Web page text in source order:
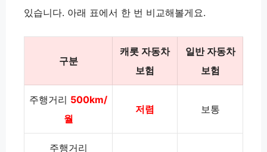
있습니다. 아래 표에서 한 번 비교해볼게요.
구분
캐롯 자동차
보험
일반 자동차
보험
주행거리 500km/
월
저렴 보통
주행거리